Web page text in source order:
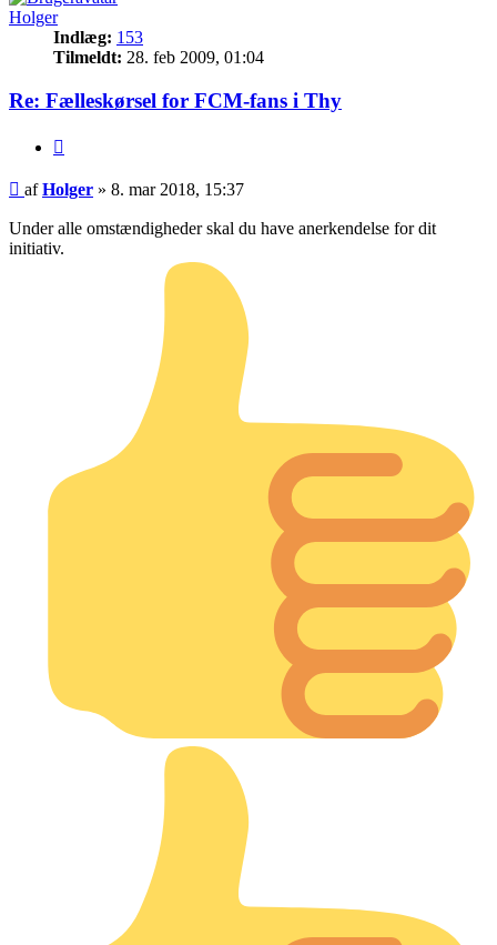
Holger
Indlæg: 153
Tilmeldt: 28. feb 2009, 01:04
Re: Fælleskørsel for FCM-fans i Thy
Indlæg
afHolger » 8. mar 2018, 15:37
Under alle omstændigheder skal du have anerkendelse for dit
initiativ.